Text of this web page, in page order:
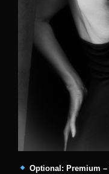
Optional: Premium